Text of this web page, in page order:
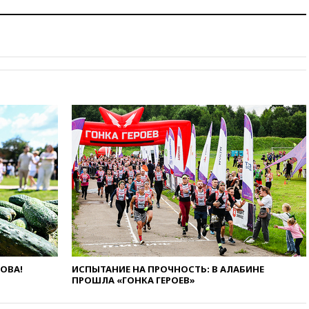
нанести ущерб экономике в
украинец за шпионаж на
оборонном предприятии
14:21 АТОР сообщила о
снижении цен на авиабилеты
в России
14:19Масштабный сбой
произошел в рунете
14:14«Ведомости»: Озон банк
не пострадает от британских
санкций
13:58Медведев назвал
Японию вассалом США
13:45В Петербурге достроили
ИСПЫТАНИЕ НА ПРОЧНОСТЬ: В АЛАБИНЕ
ПРОШЛА «ГОНКА ГЕРОЕВ»